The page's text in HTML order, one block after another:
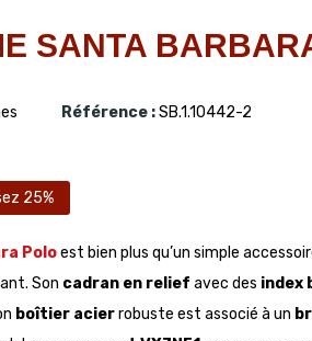
SANTA
Référence :SB.1.10442-2
25%
Poloest bien plus qu’un simple
Son cadran en relief avec des index
boîtier acierrobuste est associé à un